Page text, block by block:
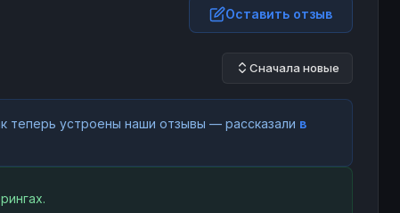
Оставить отзыв
Сначала новые
теперь устроены наши отзывы — рассказали в